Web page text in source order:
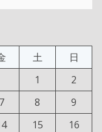
土
日
1
2
7 8
9
15
16